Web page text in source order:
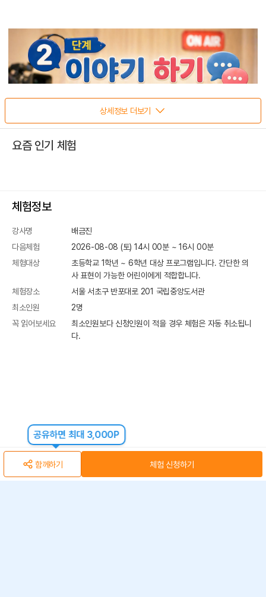
상세정보 더보기
요즘 인기 체험
체험정보
강사명
배금진
다음체험
2026-08-08 (토) 14시 00분~ 16시 00분
체험대상
초등학교 1학년 ~ 6학년 대상 프로그램입니다. 간단한 의
사 표현이 가능한 어린이에게 적합합니다.
체험장소
서울 서초구 반포대로 201 국립중앙도서관
최소인원
2명
꼭 읽어보세요
최소인원보다 신청인원이 적을 경우 체험은 자동 취소됩니
다.
공유하면 최대 3,000P
함께하기 체험 신청하기